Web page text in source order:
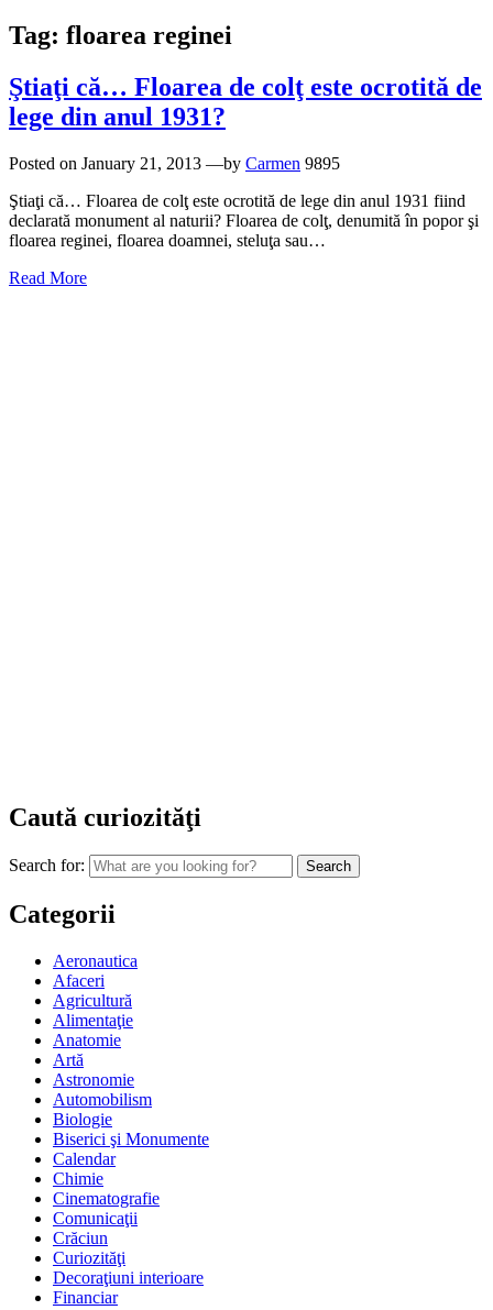
Tag: floarea reginei
Ştiaţi că… Floarea de colţ este ocrotită de
lege din anul 1931?
Posted on January 21, 2013 —by Carmen 9895
Ştiaţi că… Floarea de colţ este ocrotită de lege din anul 1931 fiind
declarată monument al naturii? Floarea de colţ, denumită în popor şi
floarea reginei, floarea doamnei, steluţa sau…
Read More
Caută curiozităţi
Search for:
Categorii
Aeronautica
Afaceri
Agricultură
Alimentaţie
Anatomie
Artă
Astronomie
Automobilism
Biologie
Biserici şi Monumente
Calendar
Chimie
Cinematografie
Comunicaţii
Crăciun
Curiozităţi
Decoraţiuni interioare
Financiar